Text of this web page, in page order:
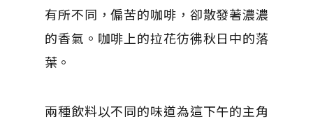
有所不同，偏苦的咖啡，卻散發著濃濃
的香氣。咖啡上的拉花彷彿秋日中的落
葉。
兩種飲料以不同的味道為這下午的主角